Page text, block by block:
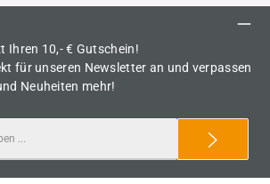
Ihren 10,- € Gutschein!
für unseren Newsletter an und verpassen
Neuheiten mehr!